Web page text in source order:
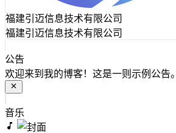
福建引迈信息技术有限公司
福建引迈信息技术有限公司
公告
欢迎来到我的博客！这是一则示例公告。
音乐